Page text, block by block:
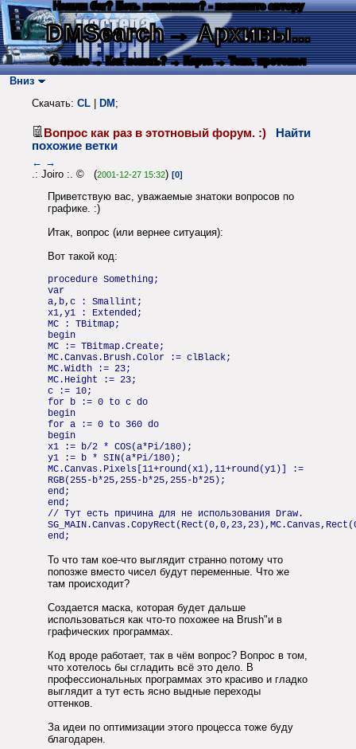
Нашли баг? Есть пожелания? - напишите автору
DMSearch→ Архивы...
О сайте → Как искать? → Карта → Текс. протокол
Вниз
Скачать: CL DM ;
Вопрос как раз в этотновый форум. :)
Найти
похожие ветки
← →
.: Joiro :. © (2001-12-27 15:32) [0]
Приветствую вас, уважаемые знатоки вопросов по
графике. :)
Итак, вопрос (или вернее ситуация):
Вот такой код:
procedure Something;
var
a,b,c : Smallint;
x1,y1 : Extended;
MC : TBitmap;
begin
MC := TBitmap.Create;
MC.Canvas.Brush.Color := clBlack;
MC.Width := 23;
MC.Height := 23;
c := 10;
for b := 0 to c do
begin
for a := 0 to 360 do
begin
x1 := b/2 * COS(a*Pi/180);
y1 := b * SIN(a*Pi/180);
MC.Canvas.Pixels[11+round(x1),11+round(y1)] :=
RGB(255-b*25,255-b*25,255-b*25);
end;
end;
// Тут есть причина для не использования Draw.
end;
То что там кое-что выглядит странно потому что
попозже вместо чисел будут переменные. Что же
там происходит?
Создается маска, которая будет дальше
использоваться как что-то похожее на Brush"и в
графических программах.
Код вроде работает, так в чём вопрос? Вопрос в том,
что хотелось бы сгладить всё это дело. В
профессиональных программах это красиво и гладко
выглядит а тут есть ясно выдные переходы
оттенков.
За идеи по оптимизации этого процесса тоже буду
благодарен.